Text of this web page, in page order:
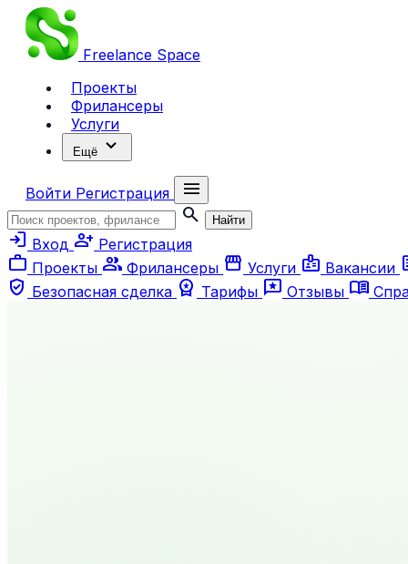
Freelance Space
Проекты
Фрилансеры
Услуги
Ещё expand_more
Войти Регистрация
menu
search
Найти
login Вход person_add Регистрация
work Проекты group Фрилансеры storefront Услуги badge Вакансии
verified_user Безопасная сделка workspace_premium Тарифы reviews Отзывы menu_book